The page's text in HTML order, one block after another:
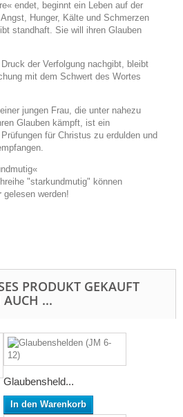
endet, beginnt ein Leben auf der
Hunger, Kälte und Schmerzen
standhaft. Sie will ihren Glauben
der Verfolgung nachgibt, bleibt
mit dem Schwert des Wortes
jungen Frau, die unter nahezu
Glauben kämpft, ist ein
für Christus zu erdulden und
"starkundmutig" können
gelesen werden!
PRODUKT GEKAUFT
AUCH ...
Glaubensheld...
In den Warenkorb